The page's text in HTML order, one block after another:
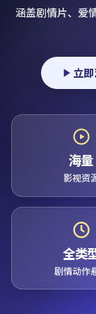
涵盖剧情片、爱
立
海量
影视资
全类
剧情动作